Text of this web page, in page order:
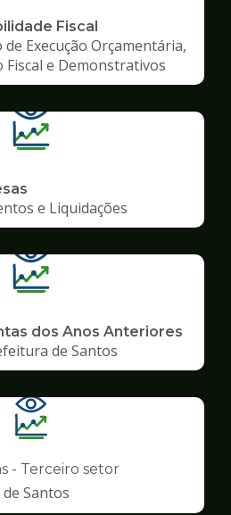
Fiscal
Execução Orçamentária,
Fiscal e Demonstrativos
e Liquidações
dos Anos Anteriores
de Santos
Ilustração
da
pagina
de
Transparência
- Terceiro setor
Santos